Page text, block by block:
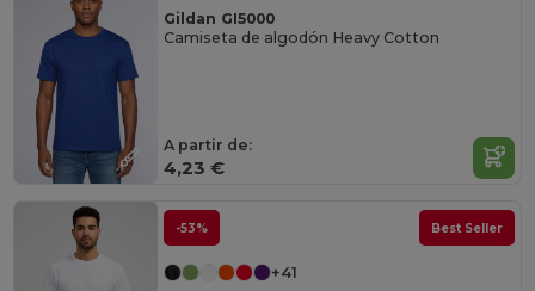
Gildan GI5000
Camiseta de algodón Heavy Cotton
A partir de:
4,23 €
-53% Best Seller
+41